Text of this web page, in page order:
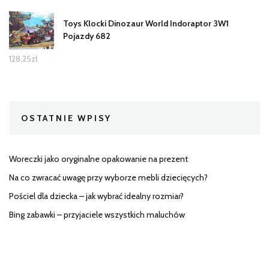
Toys Klocki Dinozaur World Indoraptor 3W1
Pojazdy 682
128,25zł
OSTATNIE WPISY
Woreczki jako oryginalne opakowanie na prezent
Na co zwracać uwagę przy wyborze mebli dziecięcych?
Pościel dla dziecka – jak wybrać idealny rozmiar?
Bing zabawki – przyjaciele wszystkich maluchów